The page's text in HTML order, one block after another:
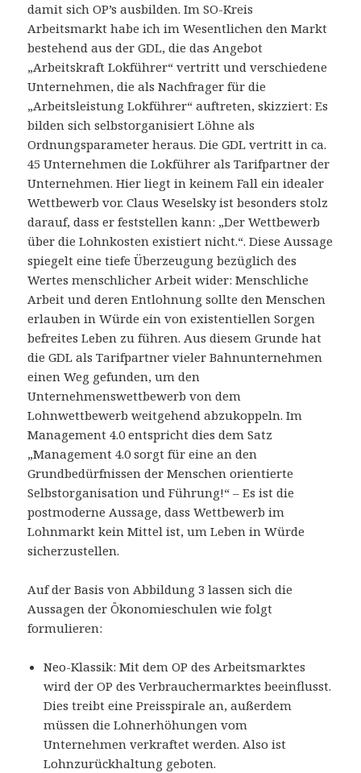
damit sich OP’s ausbilden. Im SO-Kreis
Arbeitsmarkt habe ich im Wesentlichen den Markt
bestehend aus der GDL, die das Angebot
„Arbeitskraft Lokführer“ vertritt und verschiedene
Unternehmen, die als Nachfrager für die
„Arbeitsleistung Lokführer“ auftreten, skizziert: Es
bilden sich selbstorganisiert Löhne als
Ordnungsparameter heraus. Die GDL vertritt in ca.
45 Unternehmen die Lokführer als Tarifpartner der
Unternehmen. Hier liegt in keinem Fall ein idealer
Wettbewerb vor. Claus Weselsky ist besonders stolz
darauf, dass er feststellen kann: „Der Wettbewerb
über die Lohnkosten existiert nicht.“. Diese Aussage
spiegelt eine tiefe Überzeugung bezüglich des
Wertes menschlicher Arbeit wider: Menschliche
Arbeit und deren Entlohnung sollte den Menschen
erlauben in Würde ein von existentiellen Sorgen
befreites Leben zu führen. Aus diesem Grunde hat
die GDL als Tarifpartner vieler Bahnunternehmen
einen Weg gefunden, um den
Unternehmenswettbewerb von dem
Lohnwettbewerb weitgehend abzukoppeln. Im
Management 4.0 entspricht dies dem Satz
„Management 4.0 sorgt für eine an den
Grundbedürfnissen der Menschen orientierte
Selbstorganisation und Führung!“ – Es ist die
postmoderne Aussage, dass Wettbewerb im
Lohnmarkt kein Mittel ist, um Leben in Würde
sicherzustellen.
Auf der Basis von Abbildung 3 lassen sich die
Aussagen der Ökonomieschulen wie folgt
formulieren:
Neo-Klassik: Mit dem OP des Arbeitsmarktes
wird der OP des Verbrauchermarktes beeinflusst.
Dies treibt eine Preisspirale an, außerdem
müssen die Lohnerhöhungen vom
Unternehmen verkraftet werden. Also ist
Lohnzurückhaltung geboten.